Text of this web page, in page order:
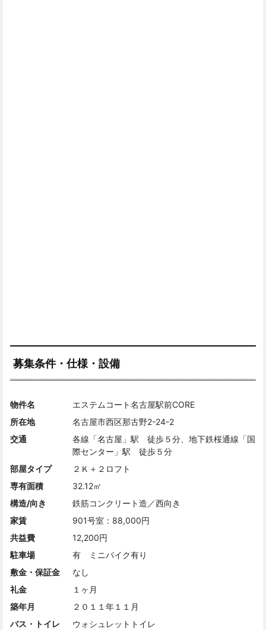
募集条件・仕様・設備
物件名
エステムコート名古屋駅前CORE
所在地
名古屋市西区那古野2-24-2
交通
各線「名古屋」駅 徒歩５分、地下鉄桜通線「国
際センター」駅 徒歩５分
部屋タイプ
２Ｋ＋２ロフト
専有面積
32.12㎡
構造/向き
鉄筋コンクリート造／西向き
家賃
901号室：88,000円
共益費
12,200円
駐車場
有 ミニバイク有り
敷金・保証金
なし
礼金
１ヶ月
築年月
２０１１年１１月
バス・トイレ
ウォシュレットトイレ